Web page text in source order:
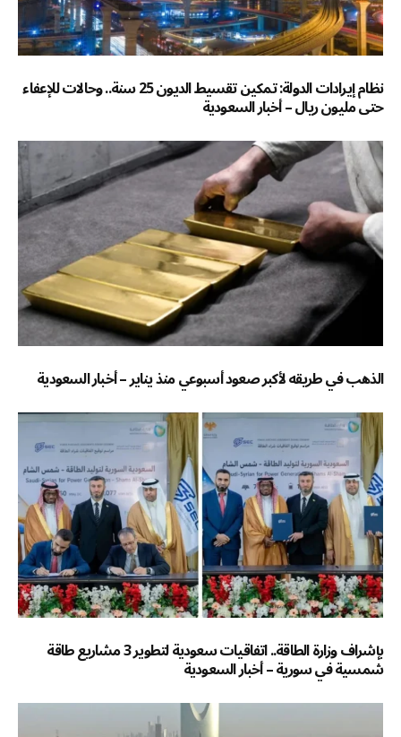
نظام إيرادات الدولة: تمكين تقسيط الديون 25 سنة.. وحالات للإعفاء
حتى مليون ريال – أخبار السعودية
الذهب في طريقه لأكبر صعود أسبوعي منذ يناير – أخبار السعودية
بإشراف وزارة الطاقة.. اتفاقيات سعودية لتطوير 3 مشاريع طاقة
شمسية في سورية – أخبار السعودية